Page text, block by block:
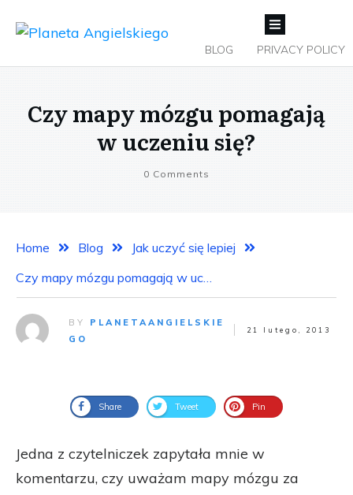
BLOG PRIVACY POLICY
Czy mapy mózgu pomagają
w uczeniu się?
0 Comments
Home Blog
Jak uczyć się lepiej
BY PLANETAANGIELSKIE
GO
21 lutego, 2013
Share Tweet Pin
Jedna z czytelniczek zapytała mnie w
komentarzu, czy uważam mapy mózgu za